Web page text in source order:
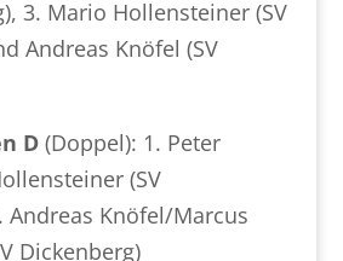
3. Mario Hollensteiner (SV
Andreas Knöfel (SV
D(Doppel): 1. Peter
(SV
Andreas Knöfel/Marcus
Dickenberg)